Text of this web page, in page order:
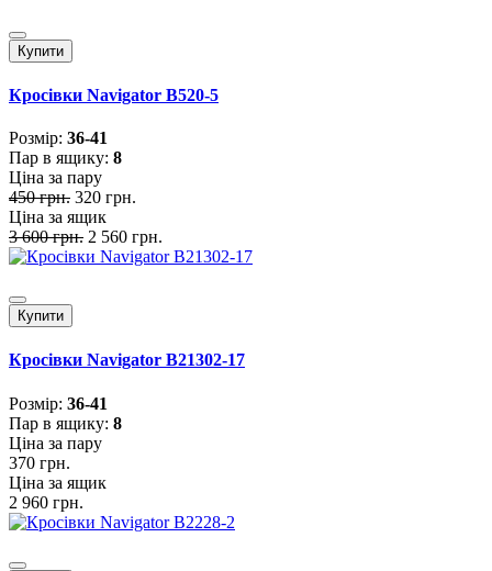
Купити
Кросівки Navigator B520-5
Розмiр: 36-41
Пар в ящику: 8
Ціна за пару
450 грн. 320 грн.
Ціна за ящик
3 600 грн. 2 560 грн.
Купити
Кросівки Navigator B21302-17
Розмiр: 36-41
Пар в ящику: 8
Ціна за пару
370 грн.
Ціна за ящик
2 960 грн.